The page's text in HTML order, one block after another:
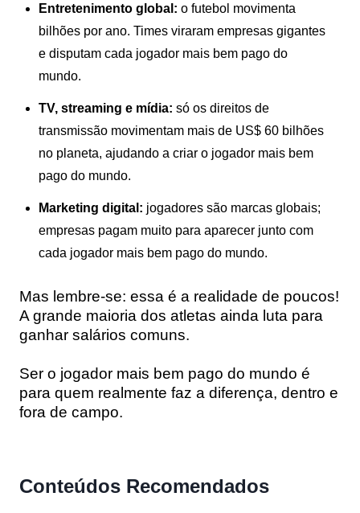
Entretenimento global: o futebol movimenta
bilhões por ano. Times viraram empresas gigantes
e disputam cada jogador mais bem pago do
mundo.
TV, streaming e mídia: só os direitos de
transmissão movimentam mais de US$ 60 bilhões
no planeta, ajudando a criar o jogador mais bem
pago do mundo.
Marketing digital: jogadores são marcas globais;
empresas pagam muito para aparecer junto com
cada jogador mais bem pago do mundo.
Mas lembre-se: essa é a realidade de poucos!
A grande maioria dos atletas ainda luta para
ganhar salários comuns.
Ser o jogador mais bem pago do mundo é
para quem realmente faz a diferença, dentro e
fora de campo.
Conteúdos Recomendados